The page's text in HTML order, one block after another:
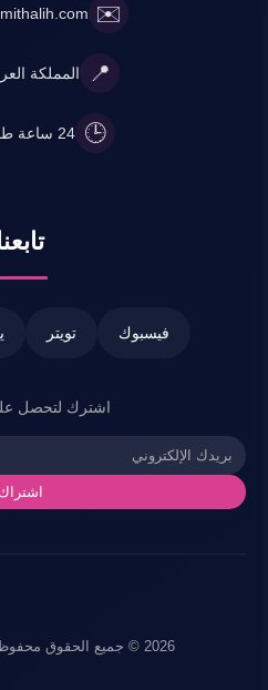
✉️
📍 المملكة
🕒 24 ساعة طوال الأسبوع
فيسبوك تويتر
اشترك لتحصل
اشتراك
2026 © جميع الحقوق محفوظة لشركة ركين المثالية